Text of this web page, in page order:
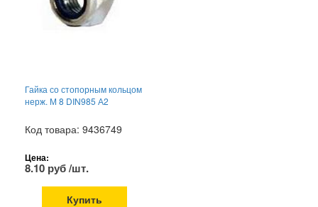
Гайка со стопорным кольцом
нерж. М 8 DIN985 А2
Код товара: 9436749
Цена:
8.10 руб /шт.
Купить